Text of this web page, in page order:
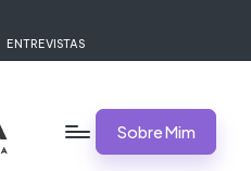
ENTREVISTAS
Sobre Mim